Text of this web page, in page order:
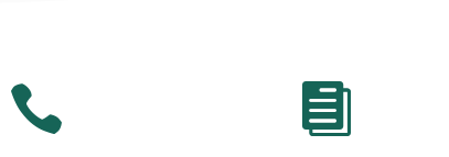
 